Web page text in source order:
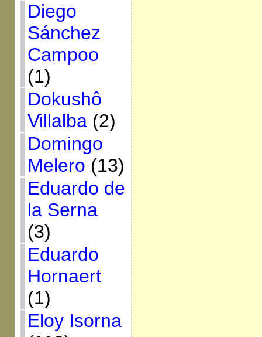
Diego
Sánchez
Campoo
(1)
Dokushô
Villalba(2)
Domingo
Melero (13)
Eduardo de
la Serna
(3)
Eduardo
Hornaert
(1)
Eloy Isorna